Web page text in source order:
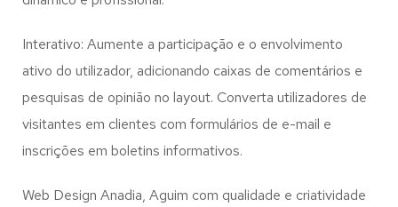
Interativo: Aumente a participação e o envolvimento
ativo do utilizador, adicionando caixas de comentários e
pesquisas de opinião no layout. Converta utilizadores de
visitantes em clientes com formulários de e-mail e
inscrições em boletins informativos.
Web Design Anadia, Aguim com qualidade e criatividade